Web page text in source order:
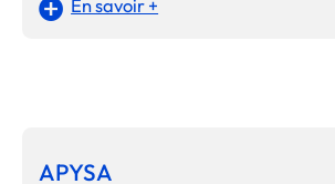
En savoir +
APYSA